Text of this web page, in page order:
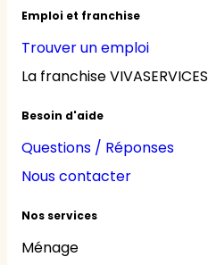
Emploi et franchise
Trouver un emploi
La franchise VIVASERVICES
Besoin d'aide
Questions / Réponses
Nous contacter
Nos services
Ménage